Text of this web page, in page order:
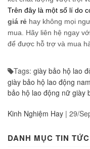
Trên đây là một số lí do
hay không mọi
mua. Hãy liên hệ ngay
để được hỗ trợ và mua
giày bảo hộ lao
giày bảo hộ lao động
bảo hộ lao động nữ giày
DANH MỤC TIN TỨC